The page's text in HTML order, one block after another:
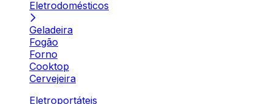
Eletrodomésticos
Geladeira
Fogão
Forno
Cooktop
Cervejeira
Eletroportáteis